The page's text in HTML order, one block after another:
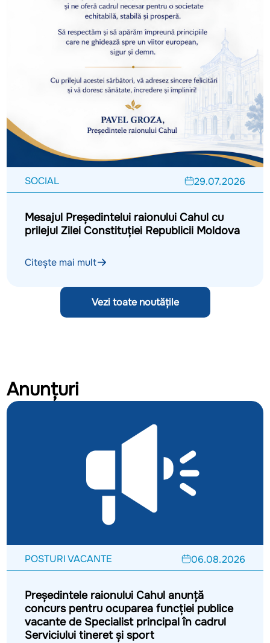
SOCIAL 29.07.2026
Mesajul Președintelui raionului Cahul cu
prilejul Zilei Constituției Republicii Moldova
Citește mai mult
Vezi toate noutățile
Anunțuri
POSTURI VACANTE 06.08.2026
Președintele raionului Cahul anunță
concurs pentru ocuparea funcției publice
vacante de Specialist principal în cadrul
Serviciului tineret și sport